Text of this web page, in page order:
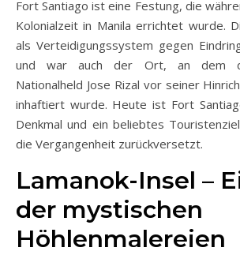
Fort Santiago ist eine Festung, die
Kolonialzeit in Manila errichtet wurde.
als Verteidigungssystem gegen
und war auch der Ort, an dem
Nationalheld Jose Rizal vor seiner
inhaftiert wurde. Heute ist Fort
Denkmal und ein beliebtes
die Vergangenheit zurückversetzt.
Lamanok-Insel –
der mystischen
Höhlenmalereien